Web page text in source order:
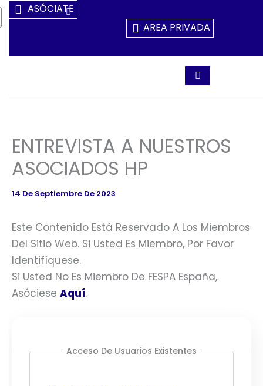
Ir
Al
ASÓCIATE
AREA PRIVADA
ENTREVISTA A NUESTROS
ASOCIADOS HP
14 De Septiembre De 2023
Este Contenido Está Reservado A Los Miembros
Del Sitio Web. Si Usted Es Miembro, Por Favor
Identifíquese.
Si Usted No Es Miembro De FESPA España,
Asóciese Aquí.
Acceso De Usuarios Existentes